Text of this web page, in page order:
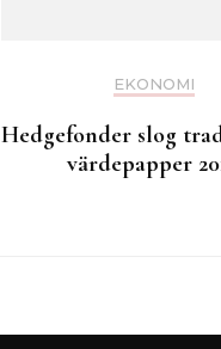
EKONOMI
Hedgefonder slog
värdepapper